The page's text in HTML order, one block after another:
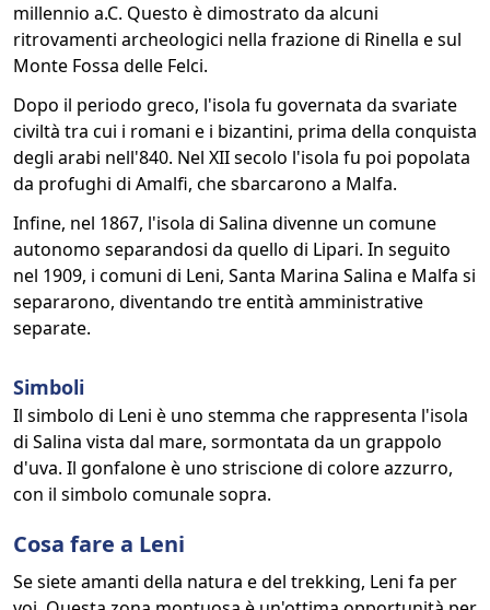
millennio a.C. Questo è dimostrato da alcuni
ritrovamenti archeologici nella frazione di Rinella e sul
Monte Fossa delle Felci.
Dopo il periodo greco, l'isola fu governata da svariate
civiltà tra cui i romani e i bizantini, prima della conquista
degli arabi nell'840. Nel XII secolo l'isola fu poi popolata
da profughi di Amalfi, che sbarcarono a Malfa.
Infine, nel 1867, l'isola di Salina divenne un comune
autonomo separandosi da quello di Lipari. In seguito
nel 1909, i comuni di Leni, Santa Marina Salina e Malfa si
separarono, diventando tre entità amministrative
separate.
Simboli
Il simbolo di Leni è uno stemma che rappresenta l'isola
di Salina vista dal mare, sormontata da un grappolo
d'uva. Il gonfalone è uno striscione di colore azzurro,
con il simbolo comunale sopra.
Cosa fare a Leni
Se siete amanti della natura e del trekking, Leni fa per